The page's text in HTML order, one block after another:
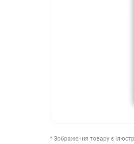
* Зображення товару є